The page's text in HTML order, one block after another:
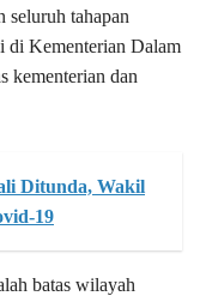
seluruh tahapan
di Kementerian Dalam
kementerian dan
Ditunda, Wakil
19
batas wilayah